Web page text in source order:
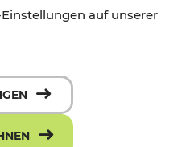
auf unserer